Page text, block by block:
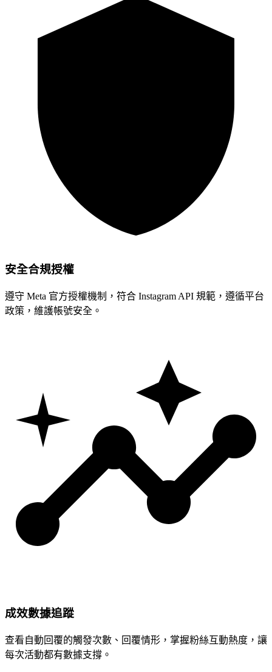
安全合規授權
遵守 Meta 官方授權機制，符合 Instagram API 規範，遵循平台
政策，維護帳號安全。
成效數據追蹤
查看自動回覆的觸發次數、回覆情形，掌握粉絲互動熱度，讓
每次活動都有數據支撐。